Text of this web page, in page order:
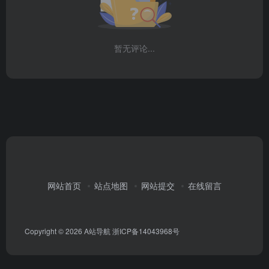
暂无评论...
网站首页 站点地图 网站提交 在线留言
Copyright © 2026 A站导航 浙ICP备14043968号